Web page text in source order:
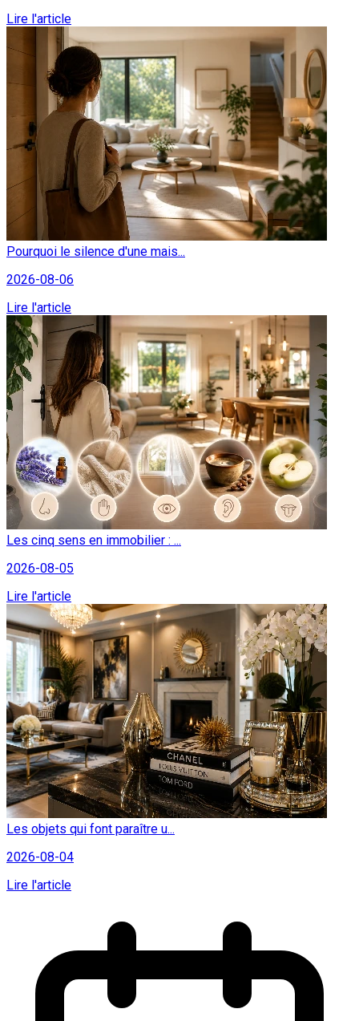
Lire l'article
Pourquoi le silence d'une mais...
2026-08-06
Lire l'article
Les cinq sens en immobilier : ...
2026-08-05
Lire l'article
Les objets qui font paraître u...
2026-08-04
Lire l'article